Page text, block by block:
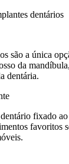
dentários
são a única
da
dentária.
fixado
favoritos